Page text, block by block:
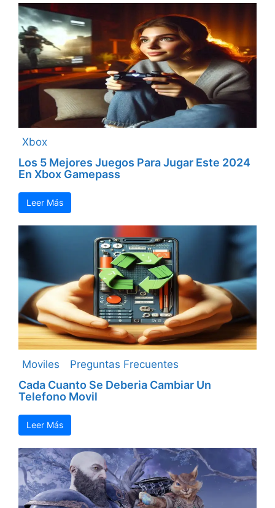
Xbox
Los 5 Mejores Juegos Para Jugar Este 2024
En Xbox Gamepass
Leer Más
Moviles Preguntas Frecuentes
Cada Cuanto Se Deberia Cambiar Un
Telefono Movil
Leer Más